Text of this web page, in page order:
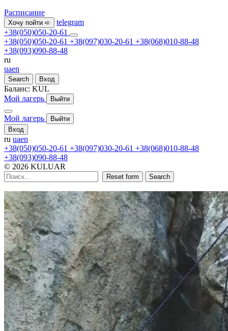
Расписание
Хочу пойти ➪
telegram
+38(050)050-20-61
+38(050)050-20-61 +38(097)030-20-61 +38(068)010-88-48
+38(093)090-88-48
ru
uaen
Search Вход
Баланс: KUL
Мой лагерь
Выйти
Мой лагерь
Выйти
Вход
ru uaen
+38(050)050-20-61 +38(097)030-20-61 +38(068)010-88-48
+38(093)090-88-48
© 2026 KULUAR
Reset form Search